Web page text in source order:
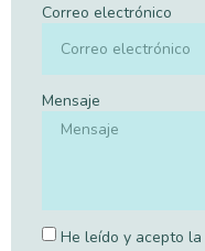
Correo electrónico
Mensaje
He leído y acepto la